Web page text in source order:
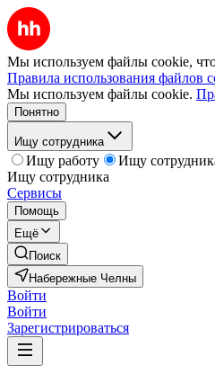
Мы используем файлы cookie,
Правила использования файлов
Мы используем файлы cookie.
Понятно
Ищу сотрудника
Ищу работу
Ищу
Ищу сотрудника
Сервисы
Помощь
Ещё
Поиск
Набережные Челны
Войти
Войти
Зарегистрироваться